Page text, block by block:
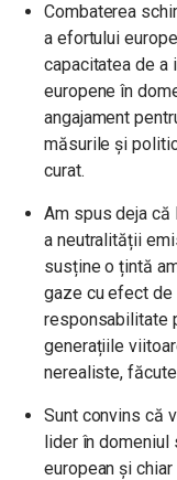
Combaterea
a efortului
capacitatea de a
europene în
angajament
măsurile și
curat.
Am spus deja că
a neutralității
susține o țintă
gaze cu efect de
responsabilitate
generațiile
nerealiste,
Sunt convins că
lider în domeniul
european și